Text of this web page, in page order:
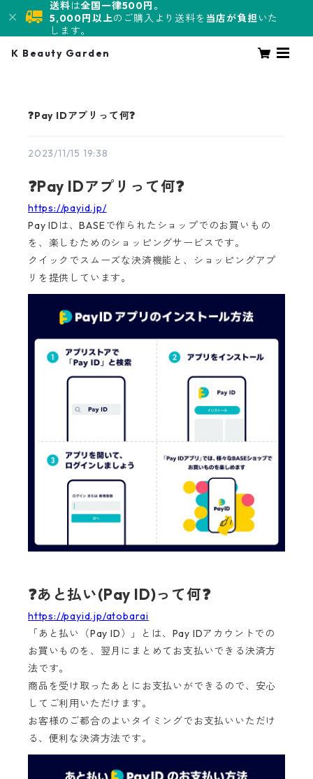
送料は全国一律500円。
5,000円以上のご購入より送料を 当店が負担いた
します。
K Beauty Garden
❓Pay IDアプリって何❓
2023/11/15 19:38
❓Pay IDアプリって何❓
https://payid.jp/
Pay IDは、BASEで作られたショップでのお買いもの
を、楽しむためのショッピングサービスです。
クイックでスムーズな決済機能と、ショッピングアプ
リを提供しています。
❓あと払い(Pay ID)って何❓
https://payid.jp/atobarai
「あと払い（Pay ID）」とは、Pay IDアカウントでの
お買いものを、翌月にまとめてお支払いできる決済方
法です。
商品を受け取ったあとにお支払いができるので、安心
してご利用いただけます。
お客様のご都合のよいタイミングでお支払いいただけ
る、便利な決済方法です。